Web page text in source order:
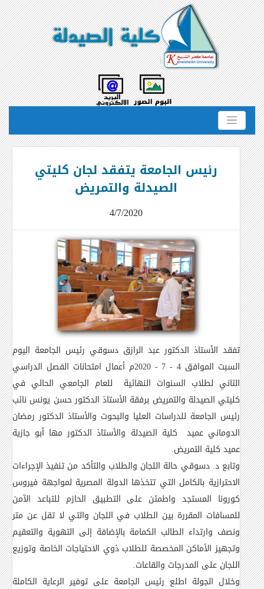
رئيس الجامعة يتفقد لجان كليتي
الصيدلة والتمريض
4/7/2020
تفقد الأستاذ الدكتور عبد الرازق دسوقي رئيس الجامعة اليوم
السبت الموافق 4 - 7 - 2020م أعمال امتحانات الفصل الدراسي
الثاني لطلاب السنوات النهائية للعام الجامعي الحالي في
كليتي الصيدلة والتمريض برفقة الأستاذ الدكتور حسن يونس نائب
رئيس الجامعة للدراسات العليا والبحوث والأستاذ الدكتور رمضان
الدوماني عميد كلية الصيدلة والأستاذ الدكتور مها أبو جازية
عميد كلية التمريض.
وتابع د. دسوقي حالة اللجان والطلاب والتأكد من تنفيذ الإجراءات
الاحترازية بالكامل التي تتخذها الدولة المصرية لمواجهة فيروس
كورونا المستجد واطمئن على التطبيق الحازم للتباعد الآمن
للمسافات المقررة بين الطلاب في اللجان والتي لا تقل عن متر
ونصف وارتداء الطالب الكمامة بالإضافة إلى التهوية والتعقيم
وتجهيز الأماكن المخصصة للطلاب ذوي الاحتياجات الخاصة وتوزيع
اللجان على المدرجات والقاعات.
وخلال الجولة اطلع رئيس الجامعة على توفير الرعاية الكاملة